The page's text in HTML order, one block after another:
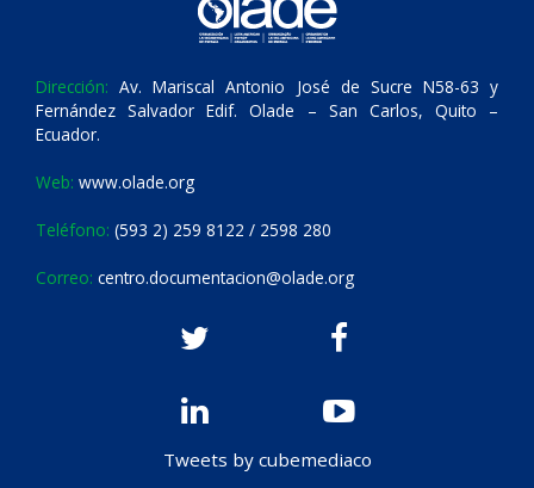
Dirección: Av. Mariscal Antonio José de Sucre N58-63 y
Fernández Salvador Edif. Olade – San Carlos, Quito –
Ecuador.
Web: www.olade.org
Teléfono: (593 2) 259 8122 / 2598 280
Correo: centro.documentacion@olade.org
Tweets by cubemediaco